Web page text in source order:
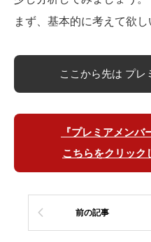
まず、基本的に考えて欲し
ここから先は プレ
『プレミアメンバ
こちらをクリック
前の記事